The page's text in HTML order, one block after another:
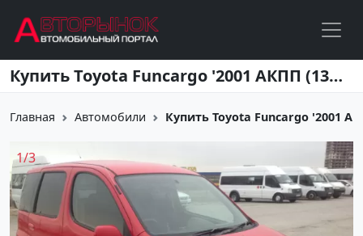
Перейти к основному содержанию Купить Toyota Funcargo '2001 АКПП (1300/89 л.с.) Бензин инжектор Новороссийск цвет красный Хетчбэк по цене 235000 рублей, объявление №2943 на сайте Авторынок23
Главная Автомобили Купить Toyota Funcargo '2001
1/3